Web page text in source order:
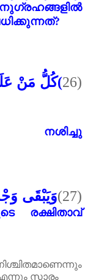
كُلُّ مَنْ(26)
നശിച്ചു
وَيَبْقَى(27)
രക്ഷിതാവ്
സാരം